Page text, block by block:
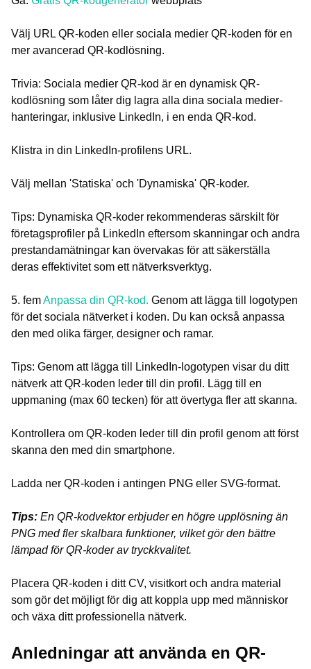
Välj URL QR-koden eller sociala medier QR-koden för en
mer avancerad QR-kodlösning.
Trivia: Sociala medier QR-kod är en dynamisk QR-
kodlösning som låter dig lagra alla dina sociala medier-
hanteringar, inklusive LinkedIn, i en enda QR-kod.
Klistra in din LinkedIn-profilens URL.
Välj mellan 'Statiska' och 'Dynamiska' QR-koder.
Tips: Dynamiska QR-koder rekommenderas särskilt för
företagsprofiler på LinkedIn eftersom skanningar och andra
prestandamätningar kan övervakas för att säkerställa
deras effektivitet som ett nätverksverktyg.
5. femAnpassa din QR-kod. Genom att lägga till logotypen
för det sociala nätverket i koden. Du kan också anpassa
den med olika färger, designer och ramar.
Tips: Genom att lägga till LinkedIn-logotypen visar du ditt
nätverk att QR-koden leder till din profil. Lägg till en
uppmaning (max 60 tecken) för att övertyga fler att skanna.
Kontrollera om QR-koden leder till din profil genom att först
skanna den med din smartphone.
Ladda ner QR-koden i antingen PNG eller SVG-format.
Tips: En QR-kodvektor erbjuder en högre upplösning än
PNG med fler skalbara funktioner, vilket gör den bättre
lämpad för QR-koder av tryckkvalitet.
Placera QR-koden i ditt CV, visitkort och andra material
som gör det möjligt för dig att koppla upp med människor
och växa ditt professionella nätverk.
Anledningar att använda en QR-